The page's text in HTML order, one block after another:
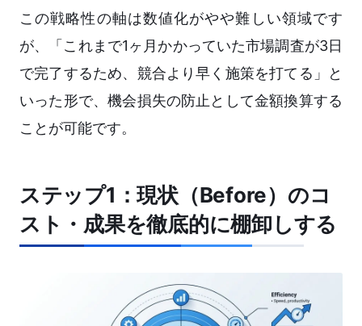
この戦略性の軸は数値化がやや難しい領域です
が、「これまで1ヶ月かかっていた市場調査が3日
で完了するため、競合より早く施策を打てる」と
いった形で、機会損失の防止として金額換算する
ことが可能です。
ステップ1：現状（Before）のコ
スト・成果を徹底的に棚卸しする